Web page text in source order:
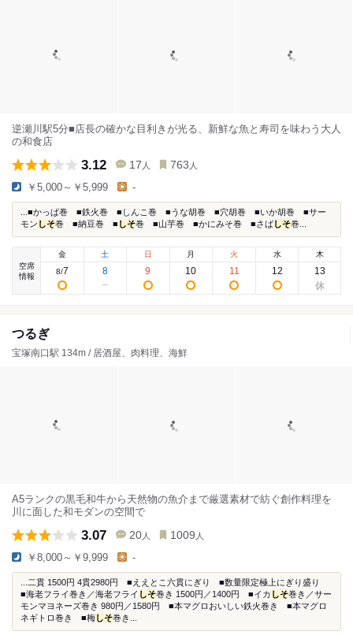
逆瀬川駅5分■店長の確かな目利きが光る、新鮮な魚と寿司を味わう大人
の和食店
3.12 17 人 763 人
￥5,000～￥5,999 -
...■かっぱ巻 ■鉄火巻 ■しんこ巻 ■うな胡巻 ■穴胡巻 ■いか胡巻 ■サー
モン しそ巻 ■納豆巻 ■ しそ巻 ■山芋巻 ■かにみそ巻 ■さば しそ巻...
空席
情報
金
8/7
土
8
日
9
月
10
火
11
水
12
木
13
つるぎ
宝塚南口駅 134m / 居酒屋、肉料理、海鮮
A5ランクの黒毛和牛から天然物の魚介まで厳選素材で紡ぐ創作料理を
川に面した和モダンの空間で
3.07 20 人 1009 人
￥8,000～￥9,999 -
...二貫 1500円 4貫2980円 ■ええとこ六貫にぎり ■数量限定極上にぎり盛り
■海老フライ巻き／海老フライ しそ巻き 1500円／1400円 ■イカ しそ巻き／サー
モンマヨネーズ巻き 980円／1580円 ■本マグロおいしい鉄火巻き ■本マグロ
ネギトロ巻き ■梅 しそ巻き...